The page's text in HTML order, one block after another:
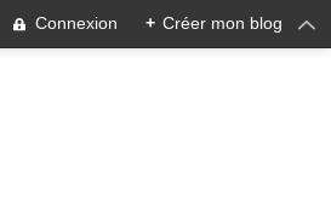
Connexion + Créer mon blog